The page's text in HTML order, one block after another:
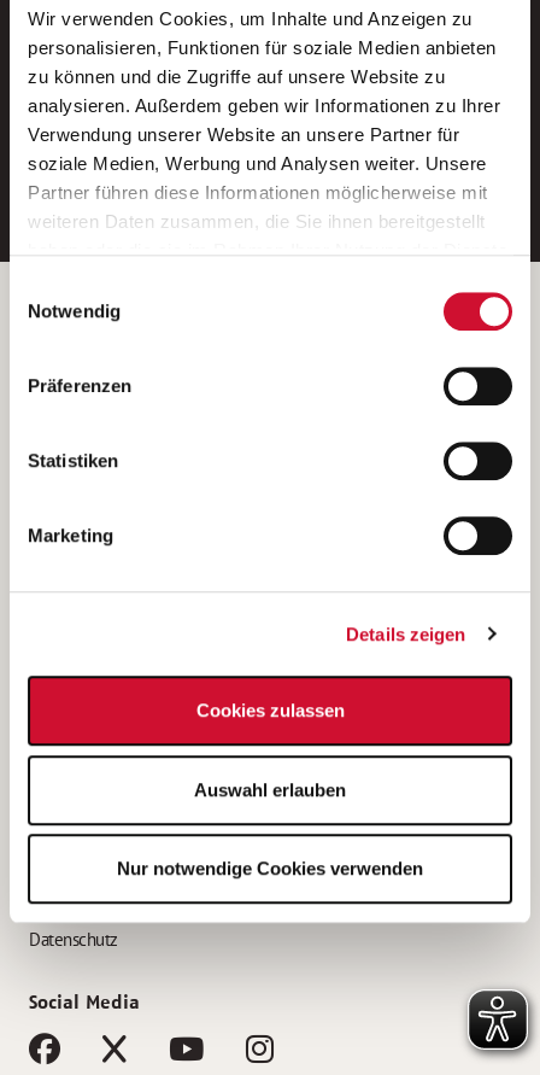
Wir verwenden Cookies, um Inhalte und Anzeigen zu
personalisieren, Funktionen für soziale Medien anbieten
zu können und die Zugriffe auf unsere Website zu
analysieren. Außerdem geben wir Informationen zu Ihrer
Verwendung unserer Website an unsere Partner für
soziale Medien, Werbung und Analysen weiter. Unsere
Partner führen diese Informationen möglicherweise mit
weiteren Daten zusammen, die Sie ihnen bereitgestellt
Wenn Sie auf „Cookies zulassen“ klicken, so stimmen
Sie der Speicherung sämtlicher Cookies zu. Sie können
Ihre Einwilligung selbstverständlich jederzeit widerrufen,
indem Sie die Cookie-Einstellungen aufrufen und diese
unsererDatenschutzerklärung
Notwendig
Präferenzen
Statistiken
Marketing
Details zeigen
Cookies zulassen
Auswahl erlauben
Nur notwendige Cookies verwenden
Neue Stellen per E-Mail.
Ein kostenloser Service von AWO
Jobs.
E-Mail-Adresse eintragen
Betreiber der Webseite
Kantstraße 45a
(Ein Tochterunternehmen des AWO Bezirksverbandes Unterfranken
e.V.)
Bewerbung als Altenpflegehelfer*in
Bewerbung als Erzieher*in
AWO Gliederungen nach Bundesland
Impressum
Datenschutz
Social Media